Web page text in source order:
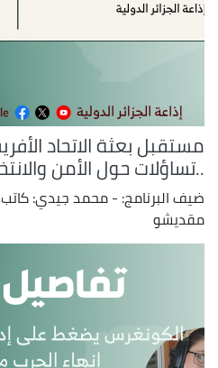
مستقبل بعثة الاتحاد
..تساؤلات حول الأمن
ضيف البرنامج: - محمد جيدي:
مقديشو